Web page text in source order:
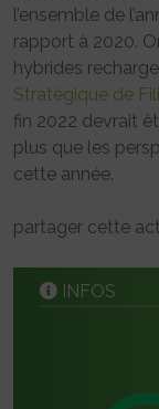
l’ensemble de
rapport à 2020.
hybrides
Stratégique de
fin 2022 devrait
plus que les
cette année.
partager cette
INFOS